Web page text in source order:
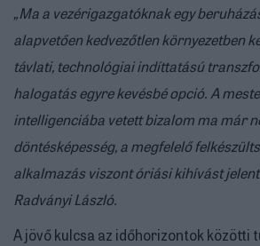
„Ma a vezérigazgatóknak egy
alapvetően kedvezőtlen környezetben
távlati, technológiai indíttatású
halogatás egyre kevésbé opció. A
intelligenciába vetett bizalom ma már
döntésképesség, a megfelelő
alkalmazás viszont óriási kihívást
Radványi László.
A jövő kulcsa az időhorizontok közötti